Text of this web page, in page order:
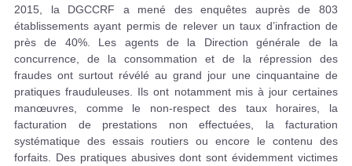
2015, la DGCCRF a mené des enquêtes auprès de 803
établissements ayant permis de relever un taux d’infraction de
près de 40%. Les agents de la Direction générale de la
concurrence, de la consommation et de la répression des
fraudes ont surtout révélé au grand jour une cinquantaine de
pratiques frauduleuses. Ils ont notamment mis à jour certaines
manœuvres, comme le non-respect des taux horaires, la
facturation de prestations non effectuées, la facturation
systématique des essais routiers ou encore le contenu des
forfaits. Des pratiques abusives dont sont évidemment victimes